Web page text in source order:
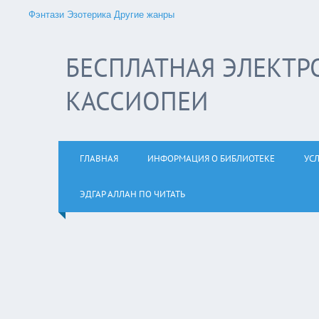
Фэнтази Эзотерика Другие жанры
БЕСПЛАТНАЯ
КАССИОПЕИ
ГЛАВНАЯ ИНФОРМАЦИЯ О БИБЛИОТЕКЕ
ЭДГАР АЛЛАН ПО ЧИТАТЬ